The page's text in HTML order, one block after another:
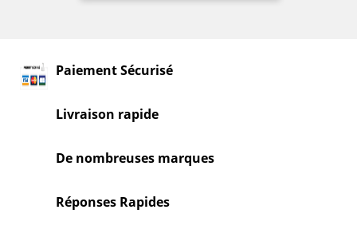
Paiement Sécurisé
Livraison rapide
De nombreuses marques
Réponses Rapides